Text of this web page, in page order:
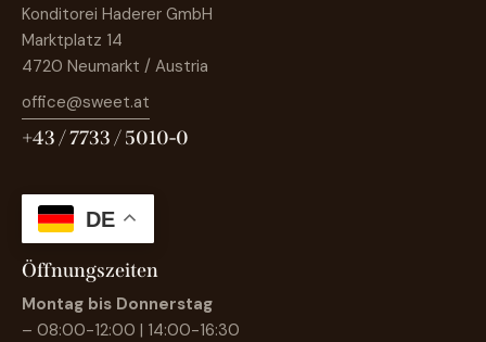
Konditorei Haderer GmbH
Marktplatz 14
4720 Neumarkt / Austria
office@sweet.at
+43 / 7733 / 5010-0
DE
Öffnungszeiten
Montag bis Donnerstag
– 08:00-12:00 | 14:00-16:30